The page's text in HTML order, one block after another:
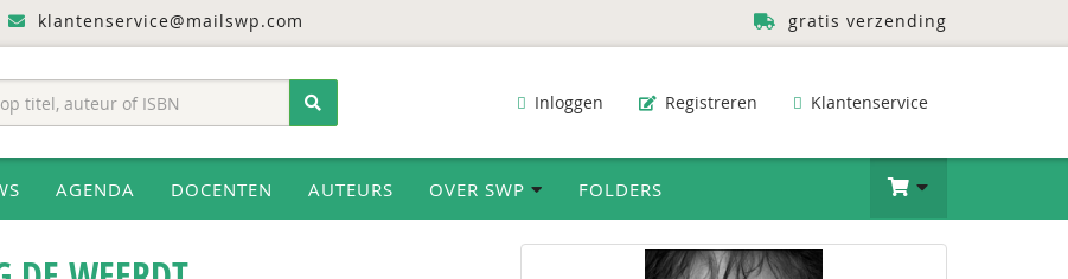
klantenservice@mailswp.com gratis verzending
Inloggen Registreren Klantenservice
AGENDA DOCENTEN AUTEURS OVER SWP FOLDERS